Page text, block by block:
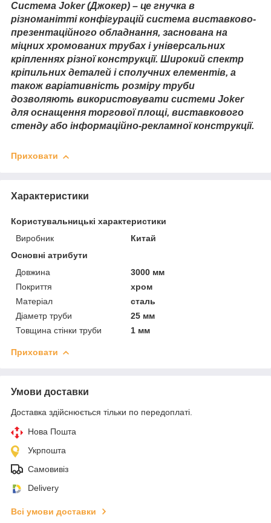
Система Joker (Джокер) – це гнучка в
різноманітті конфігурацій система виставково-
презентаційного обладнання, заснована на
міцних хромованих трубах і універсальних
кріпленнях різної конструкції. Широкий спектр
кріпильних деталей і сполучних елементів, а
також варіативність розміру труби
дозволяють використовувати системи Joker
для оснащення торгової площі, виставкового
стенду або інформаційно-рекламної конструкції.
Приховати
Характеристики
Користувальницькі характеристики
Виробник
Китай
Основні атрибути
Довжина
3000 мм
Покриття
хром
Матеріал
сталь
Діаметр труби
25 мм
Товщина стінки труби
1 мм
Приховати
Умови доставки
Доставка здійснюється тільки по передоплаті.
Нова Пошта
Укрпошта
Самовивіз
Delivery
Всі умови доставки